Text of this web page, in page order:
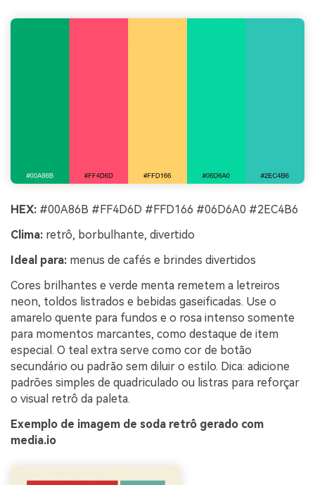
HEX: #00A86B #FF4D6D #FFD166 #06D6A0 #2EC4B6
Clima: retrô, borbulhante, divertido
Ideal para: menus de cafés e brindes divertidos
Cores brilhantes e verde menta remetem a letreiros
neon, toldos listrados e bebidas gaseificadas. Use o
amarelo quente para fundos e o rosa intenso somente
para momentos marcantes, como destaque de item
especial. O teal extra serve como cor de botão
secundário ou padrão sem diluir o estilo. Dica: adicione
padrões simples de quadriculado ou listras para reforçar
o visual retrô da paleta.
Exemplo de imagem de soda retrô gerado com
media.io